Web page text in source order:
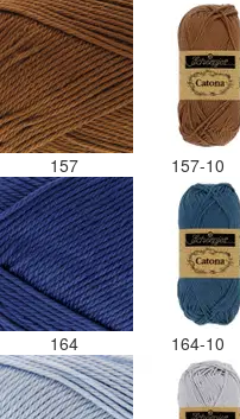
157 157-10
164 164-10